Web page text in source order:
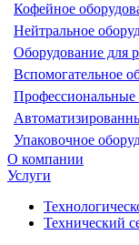
Кофейное
Нейтральное
Оборудование для
Вспомогательное
Упаковочное
О компании
Услуги
Технический